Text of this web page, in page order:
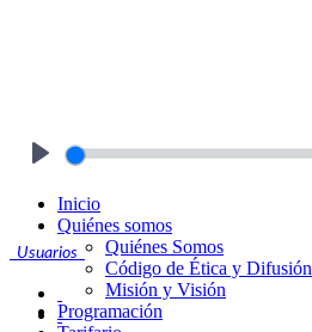
Usuarios
Inicio
Quiénes somos
Quiénes Somos
Código de Ética y Difusión
Misión y Visión
Programación